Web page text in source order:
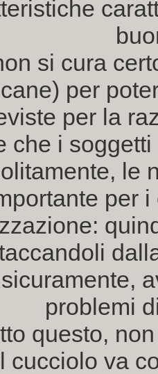
si cura
per
per la
che i
le
per
problemi
questo,
cucciolo va